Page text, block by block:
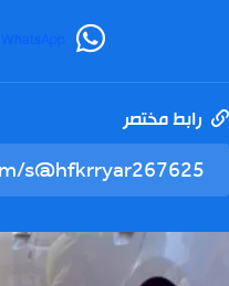
WhatsApp
رابط مختصر